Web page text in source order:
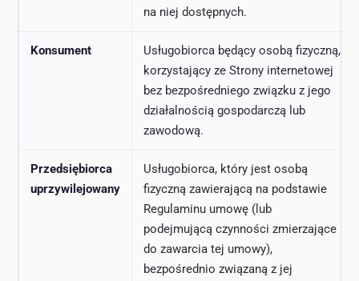
na niej dostępnych.
Konsument
Usługobiorca będący osobą fizyczną,
korzystający ze Strony internetowej
bez bezpośredniego związku z jego
działalnością gospodarczą lub
zawodową.
Przedsiębiorca
uprzywilejowany
Usługobiorca, który jest osobą
fizyczną zawierającą na podstawie
Regulaminu umowę (lub
podejmującą czynności zmierzające
do zawarcia tej umowy),
bezpośrednio związaną z jej